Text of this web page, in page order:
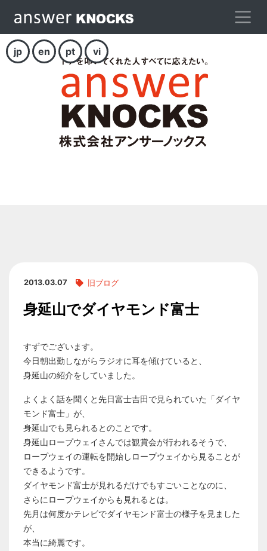
jp en pt vi
2013.03.07 旧ブログ
身延山でダイヤモンド富士
すずでございます。
今日朝出勤しながらラジオに耳を傾けていると、
身延山の紹介をしていました。
よくよく話を聞くと先日富士吉田で見られていた「ダイヤ
モンド富士」が、
身延山でも見られるとのことです。
身延山ロープウェイさんでは観賞会が行われるそうで、
ロープウェイの運転を開始しロープウェイから見ることが
できるようです。
ダイヤモンド富士が見れるだけでもすごいことなのに、
さらにロープウェイからも見れるとは。
先月は何度かテレビでダイヤモンド富士の様子を見ました
が、
本当に綺麗です。